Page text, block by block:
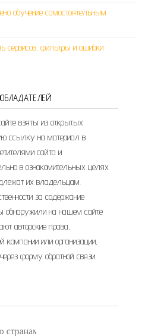
обучение самостоятельным
сервисов, фильтры и ошибки
взяты из открытых
ссылку на материал в
сайта и
в ознакомительных целях.
их владельцам.
за содержание
обнаружили на нашем сайте
авторские права,
или организации,
форму обратной связи.